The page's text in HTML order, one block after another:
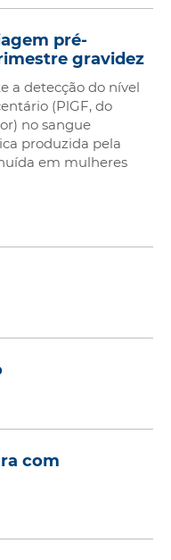
pré-
gravidez
a detecção do nível
(PlGF, do
no sangue
produzida pela
em mulheres
com